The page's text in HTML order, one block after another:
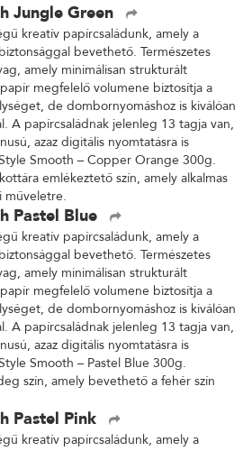
Jungle Green
kreatív papírcsaládunk, amely a
bevethető. Természetes
amely minimálisan strukturált
megfelelő volumene biztosítja a
de dombornyomáshoz is kiválóan
A papírcsaládnak jelenleg 13 tagja van,
azaz digitális nyomtatásra is
Smooth – Copper Orange 300g.
emlékeztető szín, amely alkalmas
műveletre.
Pastel Blue
kreatív papírcsaládunk, amely a
bevethető. Természetes
amely minimálisan strukturált
megfelelő volumene biztosítja a
de dombornyomáshoz is kiválóan
A papírcsaládnak jelenleg 13 tagja van,
azaz digitális nyomtatásra is
Smooth – Pastel Blue 300g.
szín, amely bevethető a fehér szín
Pastel Pink
kreatív papírcsaládunk, amely a